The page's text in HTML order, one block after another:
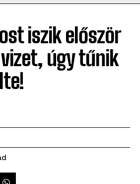
iszik először
úgy tűnik